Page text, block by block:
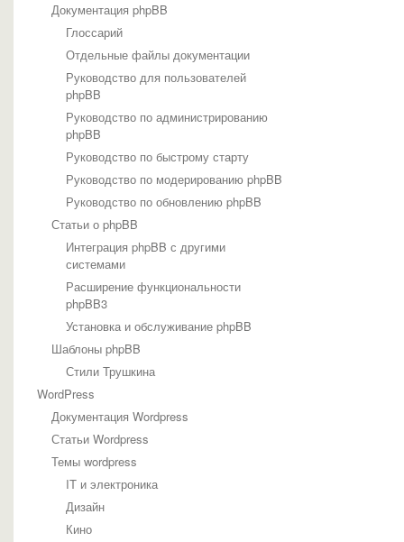
Документация phpBB
Глоссарий
Отдельные файлы документации
Руководство для пользователей
phpBB
Руководство по администрированию
phpBB
Руководство по быстрому старту
Руководство по модерированию phpBB
Руководство по обновлению phpBB
Статьи о phpBB
Интеграция phpBB с другими
системами
Расширение функциональности
phpBB3
Установка и обслуживание phpBB
Шаблоны phpBB
Стили Трушкина
WordPress
Документация Wordpress
Статьи Wordpress
Темы wordpress
IT и электроника
Дизайн
Кино